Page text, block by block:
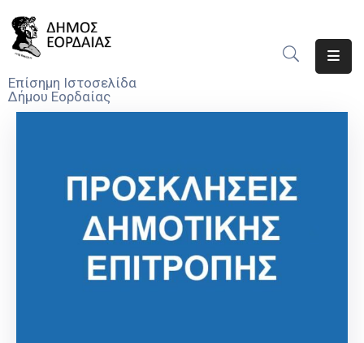
Επίσημη Ιστοσελίδα
Δήμου Εορδαίας
Ο
Υπηρεσίες
Προσκλήσεις